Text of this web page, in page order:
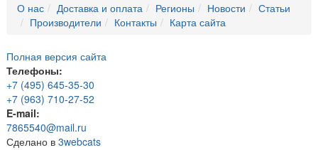
О нас Доставка и оплата Регионы Новости
Статьи
Производители
Контакты Карта сайта
Полная версия сайта
Телефоны:
+7 (495) 645-35-30
+7 (963) 710-27-52
E-mail:
7865540@mail.ru
Сделано в 3webcats